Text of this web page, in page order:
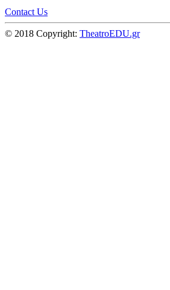
Contact Us
© 2018 Copyright: TheatroEDU.gr